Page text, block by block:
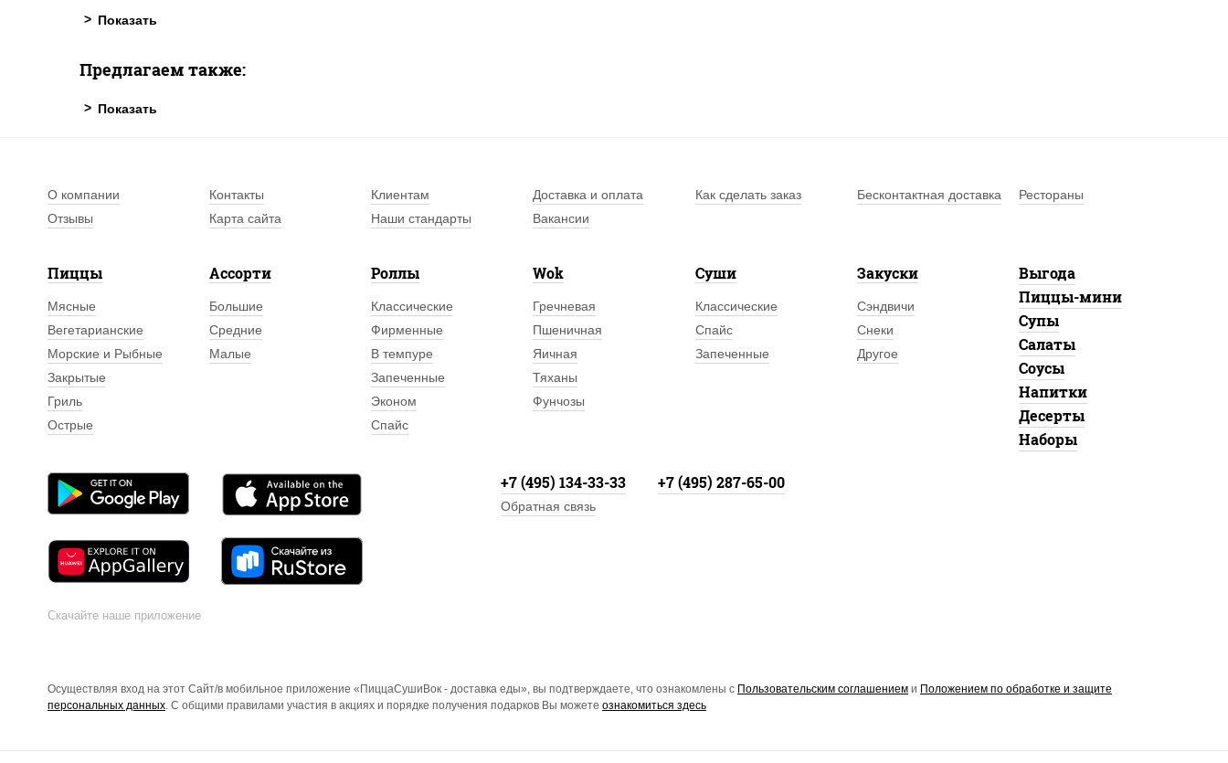
Предлагаем также:
О компании Контакты Клиентам Доставка и оплата Как сделать заказ Бесконтактная доставка
Рестораны
Отзывы
Карта сайта Наши стандарты Вакансии
Пиццы
Мясные
Вегетарианские
Морские и Рыбные
Закрытые
Гриль
Острые
Ассорти
Большие
Средние
Малые
Роллы
Классические
Фирменные
В темпуре
Запеченные
Эконом
Спайс
Wok
Гречневая
Пшеничная
Яичная
Тяханы
Фунчозы
Суши
Классические
Спайс
Запеченные
Закуски
Сэндвичи
Снеки
Другое
Выгода
Пиццы-мини
Супы
Салаты
Соусы
Напитки
Десерты
Наборы
Скачайте наше приложение
+7 (495) 134-33-33 +7 (495) 287-65-00
Обратная связь
Осуществляя вход на этот Сайт/в мобильное приложение «ПиццаСушиВок - доставка еды», вы подтверждаете, что ознакомлены с Пользовательским соглашением и Положением по обработке и защите
персональных данных. С общими правилами участия в акциях и порядке получения подарков Вы можете ознакомиться здесь